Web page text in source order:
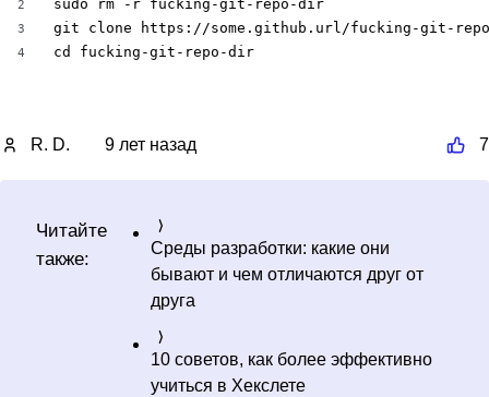
2
3
4
sudo rm -r fucking-git-repo-dir
git clone https://some.github.url/fucking-git-
cd fucking-git-repo-dir
R. D. 9 лет назад 7
Читайте
также:
Среды разработки: какие они
бывают и чем отличаются друг от
друга
10 советов, как более эффективно
учиться в Хекслете